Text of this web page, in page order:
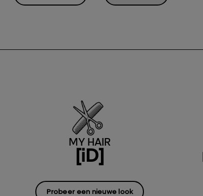
MY HAIR
[iD]
Probeer een nieuwe look